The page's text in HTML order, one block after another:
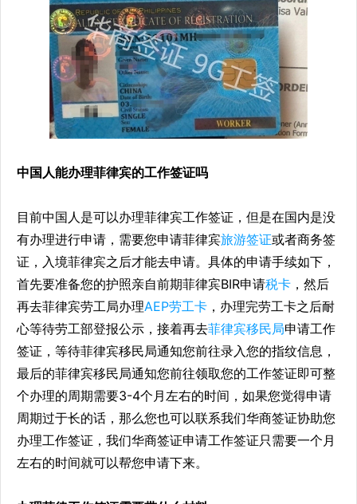
中国人能办理菲律宾的工作签证吗
目前中国人是可以办理菲律宾工作签证，但是在国内是没
有办理进行申请，需要您申请菲律宾旅游签证或者商务签
证，入境菲律宾之后才能去申请。具体的申请手续如下，
首先要准备您的护照亲自前期菲律宾BIR申请税卡 ，然后
再去菲律宾劳工局办理AEP劳工卡 ，办理完劳工卡之后耐
心等待劳工部登报公示，接着再去菲律宾移民局申请工作
签证，等待菲律宾移民局通知您前往录入您的指纹信息，
最后的菲律宾移民局通知您前往领取您的工作签证即可整
个办理的周期需要3-4个月左右的时间，如果您觉得申请
周期过于长的话，那么您也可以联系我们华商签证协助您
办理工作签证，我们华商签证申请工作签证只需要一个月
左右的时间就可以帮您申请下来。